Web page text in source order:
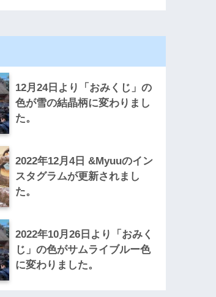
12月24日より「おみくじ」の
色が雪の結晶柄に変わりまし
た。
2022年12月4日 &Myuuのイン
スタグラムが更新されまし
た。
2022年10月26日より「おみく
じ」の色がサムライブルー色
に変わりました。